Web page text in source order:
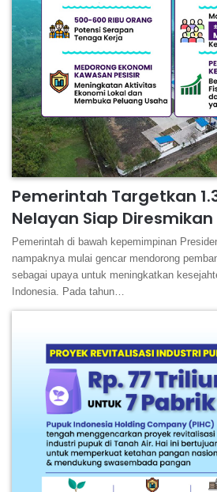
Pemerintah Targetkan
Nelayan Siap Diresmikan
Pemerintah di bawah kepemimpinan
nampaknya mulai gencar mendorong
sebagai upaya untuk meningkatkan
Indonesia. Pada tahun…